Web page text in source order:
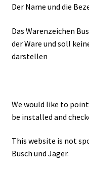
Der Name und die
Das Warenzeichen
der Ware und soll
darstellen
We would like to
be installed and
This website is not
Busch und Jäger.